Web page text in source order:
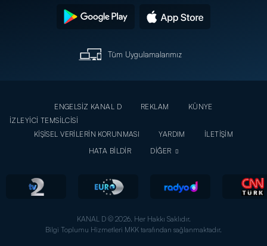
Tüm Uygulamalarımız
ENGELSİZ KANAL D REKLAM
KÜNYE
İZLEYİCİ TEMSİLCİSİ
KİŞİSEL VERİLERİN KORUNMASI
YARDIM
İLETİŞİM
HATA BİLDİR
DİĞER
KANAL D © 2026. Her Hakkı Saklıdır.
Bilgi Toplumu Hizmetleri MKK tarafından sağlanmaktadır.